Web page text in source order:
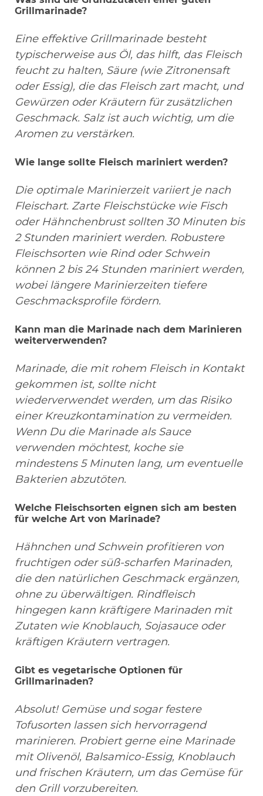
Grillmarinade?
Eine effektive Grillmarinade besteht
typischerweise aus Öl, das hilft, das Fleisch
feucht zu halten, Säure (wie Zitronensaft
oder Essig), die das Fleisch zart macht, und
Gewürzen oder Kräutern für zusätzlichen
Geschmack. Salz ist auch wichtig, um die
Aromen zu verstärken.
Wie lange sollte Fleisch mariniert werden?
Die optimale Marinierzeit variiert je nach
Fleischart. Zarte Fleischstücke wie Fisch
oder Hähnchenbrust sollten 30 Minuten bis
2 Stunden mariniert werden. Robustere
Fleischsorten wie Rind oder Schwein
können 2 bis 24 Stunden mariniert werden,
wobei längere Marinierzeiten tiefere
Geschmacksprofile fördern.
Kann man die Marinade nach dem Marinieren
weiterverwenden?
Marinade, die mit rohem Fleisch in Kontakt
gekommen ist, sollte nicht
wiederverwendet werden, um das Risiko
einer Kreuzkontamination zu vermeiden.
Wenn Du die Marinade als Sauce
verwenden möchtest, koche sie
mindestens 5 Minuten lang, um eventuelle
Bakterien abzutöten.
Welche Fleischsorten eignen sich am besten
für welche Art von Marinade?
Hähnchen und Schwein profitieren von
fruchtigen oder süß-scharfen Marinaden,
die den natürlichen Geschmack ergänzen,
ohne zu überwältigen. Rindfleisch
hingegen kann kräftigere Marinaden mit
Zutaten wie Knoblauch, Sojasauce oder
kräftigen Kräutern vertragen.
Gibt es vegetarische Optionen für
Grillmarinaden?
Absolut! Gemüse und sogar festere
Tofusorten lassen sich hervorragend
marinieren. Probiert gerne eine Marinade
mit Olivenöl, Balsamico-Essig, Knoblauch
und frischen Kräutern, um das Gemüse für
den Grill vorzubereiten.